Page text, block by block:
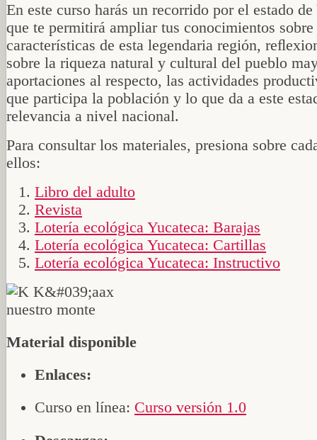
En este curso harás un recorrido por el estado
que te permitirá ampliar tus conocimientos sobre
características de esta legendaria región,
sobre la riqueza natural y cultural del pueblo
aportaciones al respecto, las actividades
que participa la población y lo que da a este
relevancia a nivel nacional.
Para consultar los materiales, presiona sobre
ellos:
Libro del adulto
Revista
Lotería ecológica Yucateca: Barajas
Lotería ecológica Yucateca: Cartillas
Lotería ecológica Yucateca: Instructivo
Material disponible
Enlaces:
Curso en línea: Curso versión 1.0